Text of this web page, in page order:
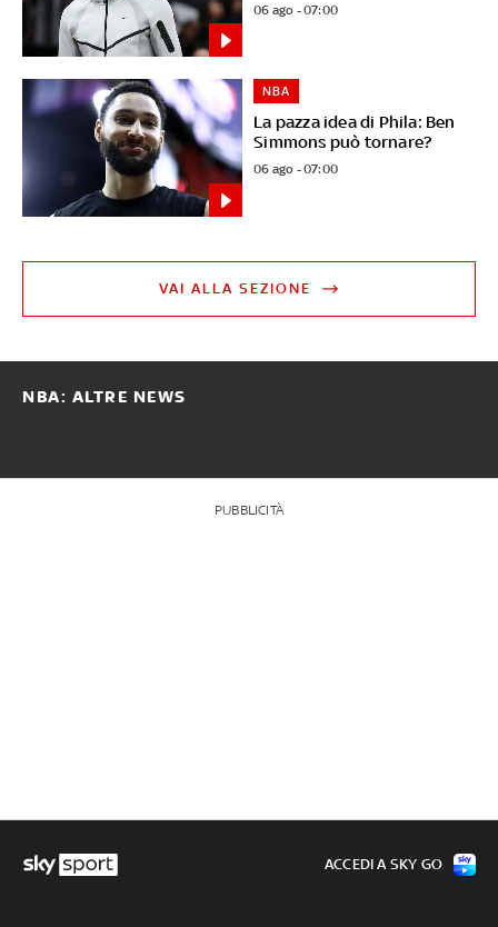
06 ago - 07:00
La pazza idea di Phila: Ben
Simmons può tornare?
NBA
06 ago - 07:00
VAI ALLA SEZIONE
NBA: ALTRE NEWS
PUBBLICITÀ
ACCEDI A SKY GO